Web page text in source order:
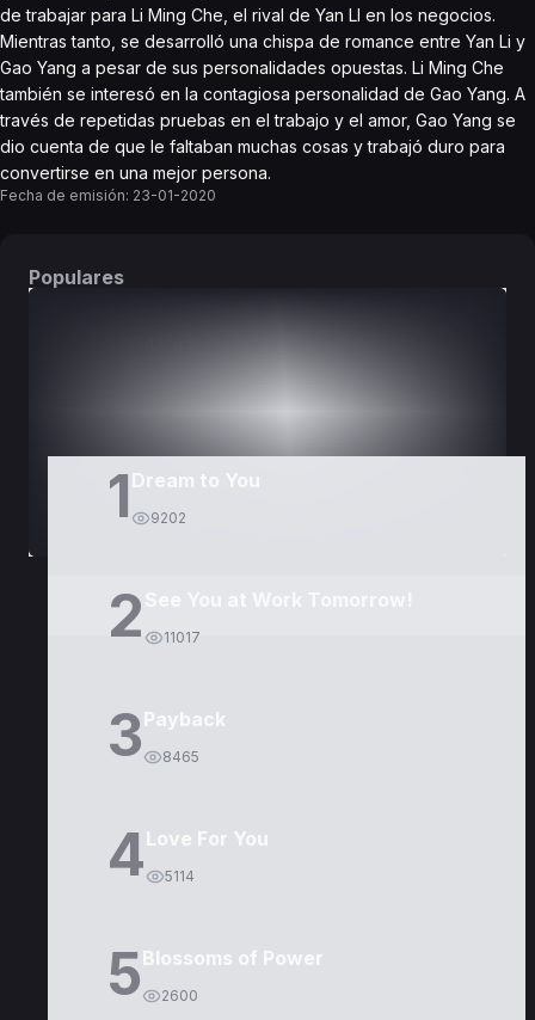
de trabajar para Li Ming Che, el rival de Yan LI en los negocios.
Mientras tanto, se desarrolló una chispa de romance entre Yan Li y
Gao Yang a pesar de sus personalidades opuestas. Li Ming Che
también se interesó en la contagiosa personalidad de Gao Yang. A
través de repetidas pruebas en el trabajo y el amor, Gao Yang se
dio cuenta de que le faltaban muchas cosas y trabajó duro para
convertirse en una mejor persona.
Fecha de emisión: 23-01-2020
Populares
1 Dream to You
9202
2 11017
3Payback
8465
4Love For You
5114
5Blossoms of Power
2600